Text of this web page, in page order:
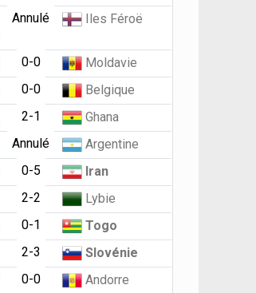
Annulé Iles Féroë
0-0
Moldavie
0-0
Belgique
2-1
Ghana
Annulé
Argentine
0-5
Iran
2-2
Lybie
0-1
Togo
2-3
Slovénie
0-0
Andorre